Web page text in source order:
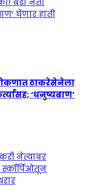
ठाकरेसेनेला
‘धनुष्यबाण’